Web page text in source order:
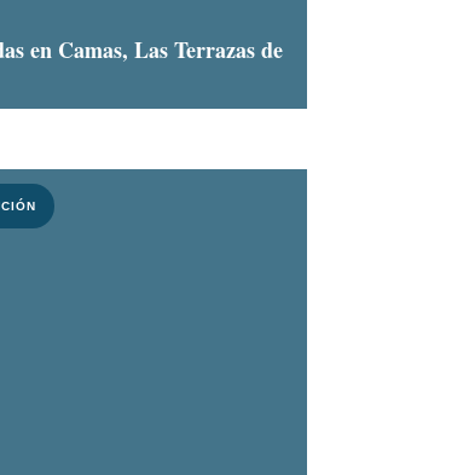
en Camas, Las Terrazas de